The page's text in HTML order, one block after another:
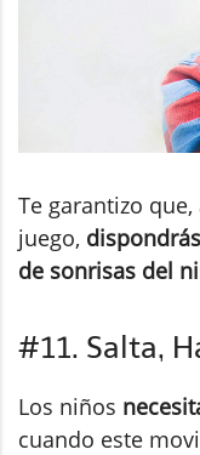
Te garantizo
juego,
de sonrisas del
#11. Salta,
Los niños
cuando este